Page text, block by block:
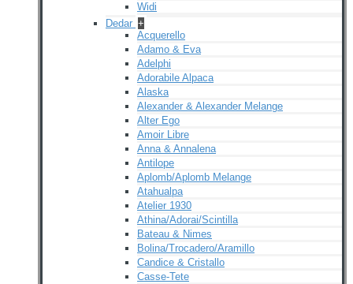
Widi
Dedar +
Acquerello
Adamo & Eva
Adelphi
Adorabile Alpaca
Alaska
Alexander & Alexander Melange
Alter Ego
Amoir Libre
Anna & Annalena
Antilope
Aplomb/Aplomb Melange
Atahualpa
Atelier 1930
Athina/Adorai/Scintilla
Bateau & Nimes
Bolina/Trocadero/Aramillo
Candice & Cristallo
Casse-Tete